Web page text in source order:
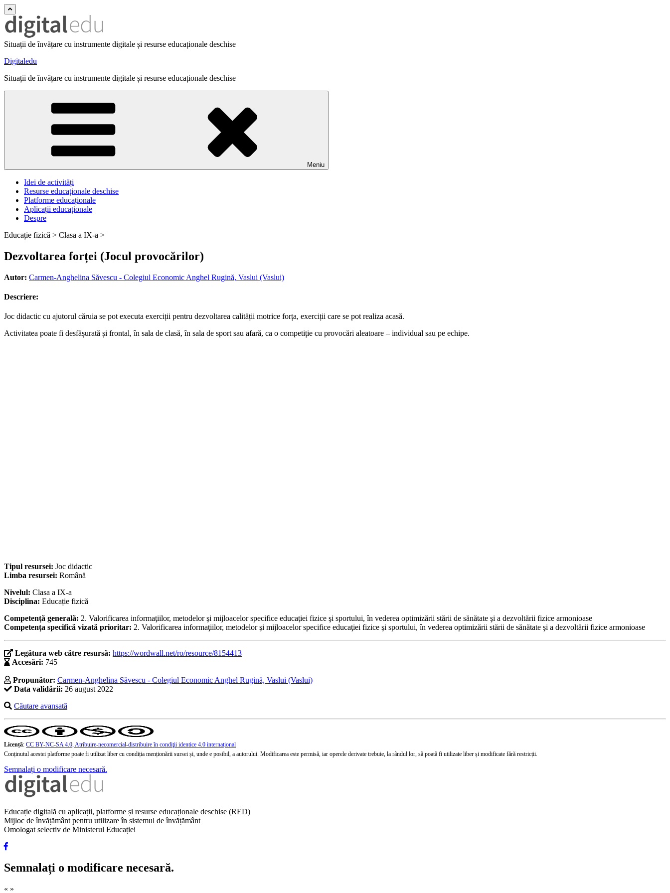
Situații de învățare cu instrumente digitale și resurse educaționale deschise
Digitaledu
Situații de învățare cu instrumente digitale și resurse educaționale deschise
Meniu
Idei de activități
Resurse educaționale deschise
Platforme educaționale
Aplicații educaționale
Despre
Educație fizică > Clasa a IX-a >
Dezvoltarea forței (Jocul provocărilor)
Autor: Carmen-Anghelina Săvescu - Colegiul Economic Anghel Rugină, Vaslui (Vaslui)
Descriere:
Joc didactic cu ajutorul căruia se pot executa exerciții pentru dezvoltarea calității motrice forța, exerciții care se pot realiza acasă.
Activitatea poate fi desfășurată și frontal, în sala de clasă, în sala de sport sau afară, ca o competiție cu provocări aleatoare – individual sau pe echipe.
Tipul resursei: Joc didactic
Limba resursei: Română
Nivelul: Clasa a IX-a
Disciplina: Educație fizică
Competență generală: 2. Valorificarea informaţiilor, metodelor şi mijloacelor specifice educaţiei fizice şi sportului, în vederea optimizării stării de sănătate şi a dezvoltării fizice armonioase
Competența specifică vizată prioritar: 2. Valorificarea informaţiilor, metodelor şi mijloacelor specifice educaţiei fizice şi sportului, în vederea optimizării stării de sănătate şi a dezvoltării fizice armonioase
Legătura web către resursă: https://wordwall.net/ro/resource/8154413
Accesări: 745
Propunător: Carmen-Anghelina Săvescu - Colegiul Economic Anghel Rugină, Vaslui (Vaslui)
Data validării: 26 august 2022
Căutare avansată
Licență: CC BY-NC-SA 4.0, Atribuire-necomercial-distribuire în condiţii identice 4.0 internațional
Conținutul acestei platforme poate fi utilizat liber cu condiția menționării sursei și, unde e posibil, a autorului. Modificarea este permisă, iar operele derivate trebuie, la rândul lor, să poată fi utilizate liber și modificate fără restricții.
Semnalați o modificare necesară.
Educație digitală cu aplicații, platforme și resurse educaționale deschise (RED)
Mijloc de învățământ pentru utilizare în sistemul de învățământ
Omologat selectiv de Ministerul Educației
Semnalați o modificare necesară.
« »